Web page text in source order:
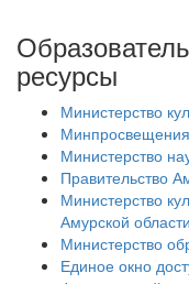
ресурсы
Министерство
Министерство
Правительство
Министерство
Амурской области
Министерство
Единое окно